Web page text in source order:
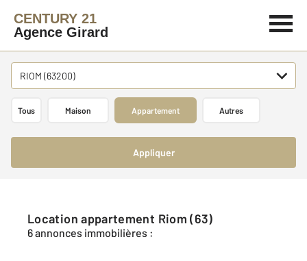
CENTURY 21
Agence Girard
RIOM (63200)
Tous Maison Appartement Autres
Appliquer
Location appartement Riom (63)
6 annonces immobilières :